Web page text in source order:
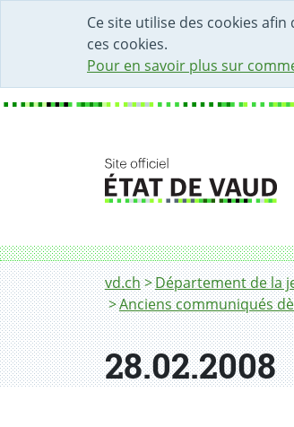
Ce site utilise des cookies
ces cookies.
Pour en savoir plus sur
DÉBUT DU CONTENU DE LA
ACCÈS AU CHAMP DE
PAGE D'ACCUEIL
FORMULAIRE DE CONTACT
Fil d'Ariane
vd.ch Département de la
Anciens communiqués
28.02.2008
28.02.2008